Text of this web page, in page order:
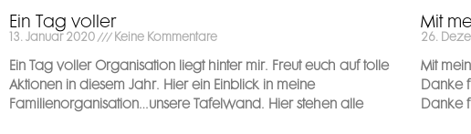
Ein Tag voller
13. Januar 2020 Keine Kommentare
Ein Tag voller Organisation liegt hinter mir. Freut euch auf tolle
Aktionen in diesem Jahr. Hier ein Einblick in meine
Familienorganisation…unsere Tafelwand. Hier stehen alle
Mit
26.
Mit
Danke
Danke